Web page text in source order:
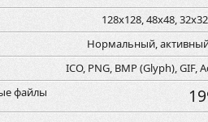
128x128, 48x48,
Нормальный,
ICO, PNG, BMP (Glyph),
файлы